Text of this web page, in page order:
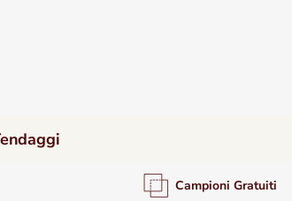
Campioni Gratuiti